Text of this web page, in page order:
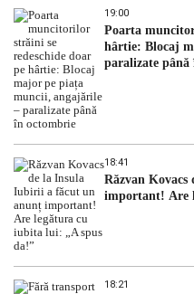
19:00
Poarta
hârtie: Blocaj
paralizate
18:41
Răzvan
important! Are
18:21